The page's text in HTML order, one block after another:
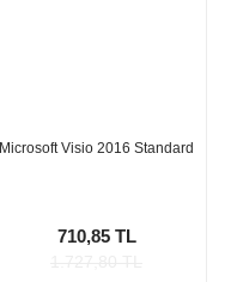
Microsoft Visio 2016 Standard
710,85 TL